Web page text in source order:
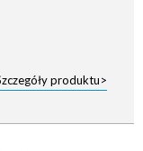
produktu>